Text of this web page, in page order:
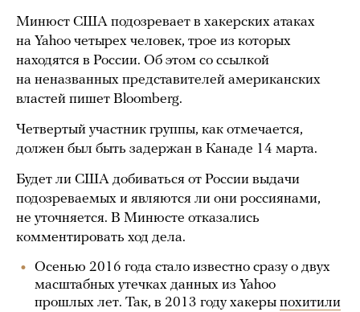
Минюст США подозревает в хакерских атаках
на Yahoo четырех человек, трое из которых
находятся в России. Об этом со ссылкой
на неназванных представителей американских
властей пишет Bloomberg.
Четвертый участник группы, как отмечается,
должен был быть задержан в Канаде 14 марта.
Будет ли США добиваться от России выдачи
подозреваемых и являются ли они россиянами,
не уточняется. В Минюсте отказались
комментировать ход дела.
Осенью 2016 года стало известно сразу о двух
масштабных утечках данных из Yahoo
прошлых лет. Так, в 2013 году хакеры похитили